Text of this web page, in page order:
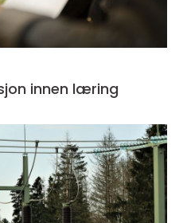
innen læring